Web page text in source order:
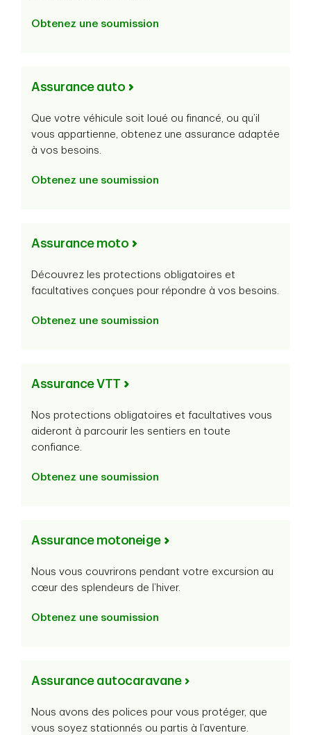
Obtenez une soumission
Assurance auto
Que votre véhicule soit loué ou financé, ou qu’il
vous appartienne, obtenez une assurance adaptée
à vos besoins.
Obtenez une soumission
Assurance moto
Découvrez les protections obligatoires et
facultatives conçues pour répondre à vos besoins.
Obtenez une soumission
Assurance VTT
Nos protections obligatoires et facultatives vous
aideront à parcourir les sentiers en toute
confiance.
Obtenez une soumission
Assurance motoneige
Nous vous couvrirons pendant votre excursion au
cœur des splendeurs de l’hiver.
Obtenez une soumission
Assurance autocaravane
Nous avons des polices pour vous protéger, que
vous soyez stationnés ou partis à l’aventure.